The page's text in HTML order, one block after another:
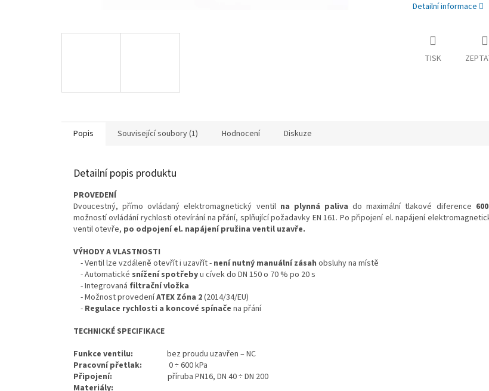
Detailní informace
TISK
Popis Související soubory (1) Hodnocení Diskuze
Detailní popis produktu
PROVEDENÍ
Dvoucestný, přímo ovládaný elektromagnetický ventil na plynná paliva do maximální tlakové diference
možností ovládání rychlosti otevírání na přání, splňující požadavky EN 161. Po připojení el. napájení
ventil otevře, po odpojení el. napájení pružina ventil uzavře.
VÝHODY A VLASTNOSTI
- Ventil lze vzdáleně otevřít i uzavřít - není nutný manuální zásah obsluhy na místě
- Automatické snížení spotřebyu cívek do DN 150 o 70 % po 20 s
- Integrovaná filtrační vložka
- Možnost provedeníATEX Zóna 2(2014/34/EU)
- Regulace rychlosti a koncové spínače na přání
TECHNICKÉ SPECIFIKACE
Funkce ventilu: bez proudu uzavřen – NC
Pracovní přetlak: 0 ÷ 600 kPa
Připojení: příruba PN16, DN 40 ÷ DN 200
Materiály: